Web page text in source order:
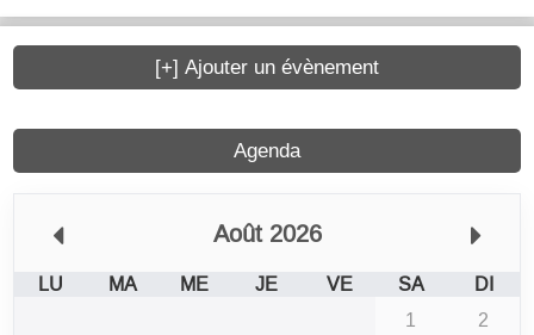
Agenda
Août 2026
LU MA ME JE VE SA
DI
1
2
[+] Ajouter un évènement